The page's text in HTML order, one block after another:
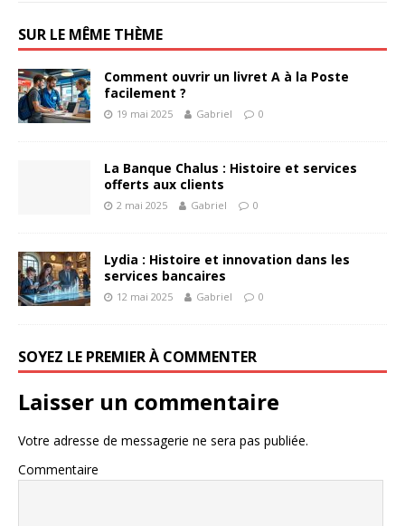
SUR LE MÊME THÈME
Comment ouvrir un livret A à la Poste
facilement ?
19 mai 2025 Gabriel 0
La Banque Chalus : Histoire et services
offerts aux clients
2 mai 2025 Gabriel 0
Lydia : Histoire et innovation dans les
services bancaires
12 mai 2025 Gabriel 0
SOYEZ LE PREMIER À COMMENTER
Laisser un commentaire
Votre adresse de messagerie ne sera pas publiée.
Commentaire